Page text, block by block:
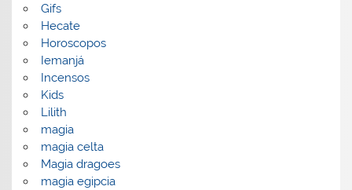
Gifs
Hecate
Horoscopos
Iemanjá
Incensos
Kids
Lilith
magia
magia celta
Magia dragoes
magia egipcia